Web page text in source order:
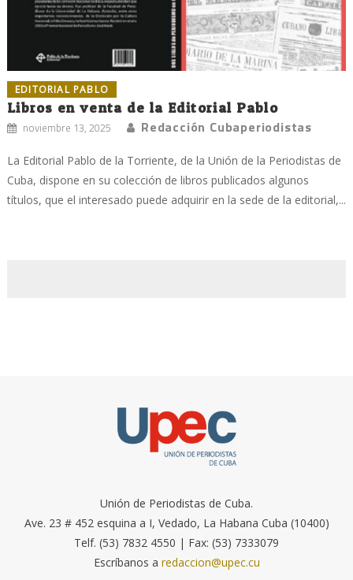
EDITORIAL PABLO
Libros en venta de la Editorial Pablo
noviembre 13, 2025 Redacción Cubaperiodistas
La Editorial Pablo de la Torriente, de la Unión de la Periodistas de
Cuba, dispone en su colección de libros publicados algunos
títulos, que el interesado puede adquirir en la sede de la editorial,...
Unión de Periodistas de Cuba.
Ave. 23 # 452 esquina a I, Vedado, La Habana Cuba (10400)
Telf. (53) 7832 4550 | Fax: (53) 7333079
Escríbanos a redaccion@upec.cu